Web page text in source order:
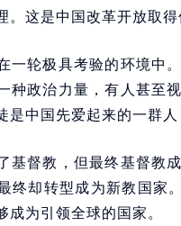
。这是中国改革开放取得
一轮极具考验的环境中
种政治力量，有人甚至
是中国先爱起来的一群
基督教，但最终基督教
终却转型成为新教国家
成为引领全球的国家。